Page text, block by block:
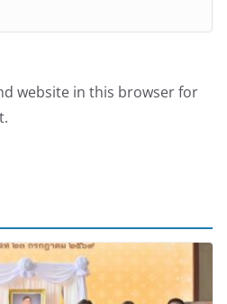
website in this browser for